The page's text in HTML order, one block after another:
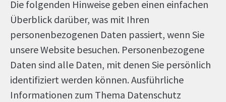
Die folgenden Hinweise geben einen einfachen
Überblick darüber, was mit Ihren
personenbezogenen Daten passiert, wenn Sie
unsere Website besuchen. Personenbezogene
Daten sind alle Daten, mit denen Sie persönlich
identifiziert werden können. Ausführliche
Informationen zum Thema Datenschutz